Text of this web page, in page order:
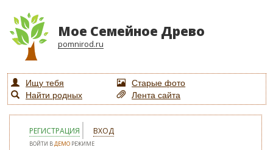
Мое Семейное Древо
pomnirod.ru
Ищу тебя
Старые фото
Найти родных
Лента сайта
РЕГИСТРАЦИЯ ВХОД
ВОЙТИ ВДЕМО РЕЖИМЕ